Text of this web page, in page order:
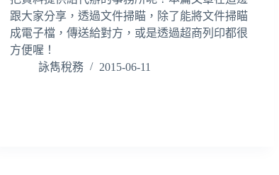
跟大家分享，透過文件掃瞄，除了能將文件掃瞄
成電子檔，傳送給對方，或是透過超商列印都很
方便喔！
詠雋稅務
2015-06-11